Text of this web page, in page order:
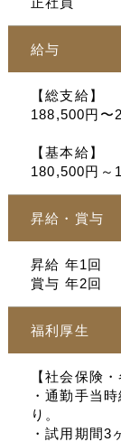
給与
【総支給】
188,500円〜
【基本給】
180,500円
昇給・賞与
昇給 年1回
賞与 年2回
福利厚生
【社会保険
・通勤手当
り。
・試用期間3